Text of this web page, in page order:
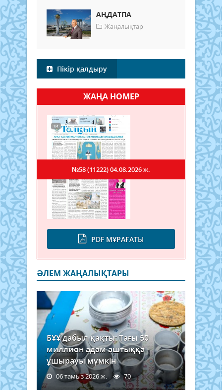
АҢДАТПА
Жаңалықтар
Пікір қалдыру
ЖАҢА НОМЕР
PDF МҰРАҒАТЫ
№58 (11222)04.08.2026 ж.
ӘЛЕМ ЖАҢАЛЫҚТАРЫ
БҰҰ дабыл қақты: Тағы 50
миллион адам аштыққа
ұшырауы мүмкін
06 тамыз 2026 ж. 70